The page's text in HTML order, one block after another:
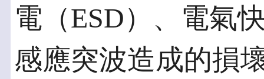
電（ESD）、電氣
感應突波造成的損